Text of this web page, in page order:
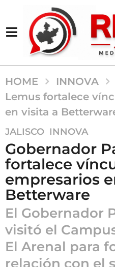
HOME INNOVA
Lemus fortalece
en visita a
7
m
e
s
e
s
a
g
o
m
e
JALISCO ,INNOVA
Gobernador
fortalece
empresarios
Betterware
El Gobernador
visitó el
El Arenal para
relación con el